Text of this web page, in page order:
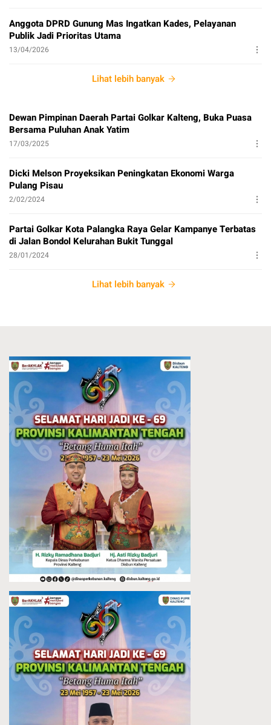
Anggota DPRD Gunung Mas Ingatkan Kades, Pelayanan
Publik Jadi Prioritas Utama
13/04/2026
Lihat lebih banyak
Dewan Pimpinan Daerah Partai Golkar Kalteng, Buka Puasa
Bersama Puluhan Anak Yatim
17/03/2025
Dicki Melson Proyeksikan Peningkatan Ekonomi Warga
Pulang Pisau
2/02/2024
Partai Golkar Kota Palangka Raya Gelar Kampanye Terbatas
di Jalan Bondol Kelurahan Bukit Tunggal
28/01/2024
Lihat lebih banyak